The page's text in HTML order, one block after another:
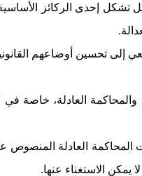
إحدى الركائز
إلى تحسين أوضاعهم
العادلة، خاصة في
العادلة المنصوص
يمكن الاستغناء عنها.